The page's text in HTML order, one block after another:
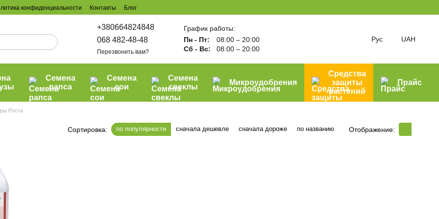
конфиденциальности Контакты Блог
+380664824848
068 482-48-48
Перезвонить вам?
График работы:
Пн - Пт:
08:00 – 20:00
Сб - Вс:
08:00 – 20:00
Рус UAH
Семена
рапса
Семена
сои
Семена
свеклы
Микроудобрения
Средства
защиты
растений
Прайс
Роста
Сортировка: по популярности сначала дешевле сначала дороже по названию Отображение: